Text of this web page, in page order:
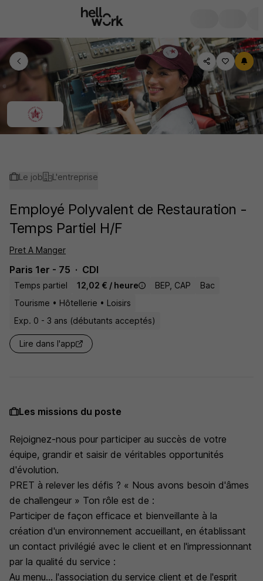
Le job L'entreprise
Employé Polyvalent de Restauration -
Temps Partiel H/F
Pret A Manger
Paris 1er - 75 CDI
Temps partiel 12,02 € / heure BEP, CAP
Bac
Tourisme • Hôtellerie • Loisirs
Exp. 0 - 3 ans (débutants acceptés)
Lire dans l'app
Les missions du poste
Rejoignez-nous pour participer au succès de votre
équipe, grandir et saisir de véritables opportunités
d'évolution.
PRET à relever les défis ? « Nous avons besoin d'âmes
de challengeur » Ton rôle est de :
Participer de façon efficace et bienveillante à la
création d'un environnement accueillant, en établissant
un contact privilégié avec le client et en l'impressionnant
par la qualité du service :
Au menu... l'association du service client et de l'esprit